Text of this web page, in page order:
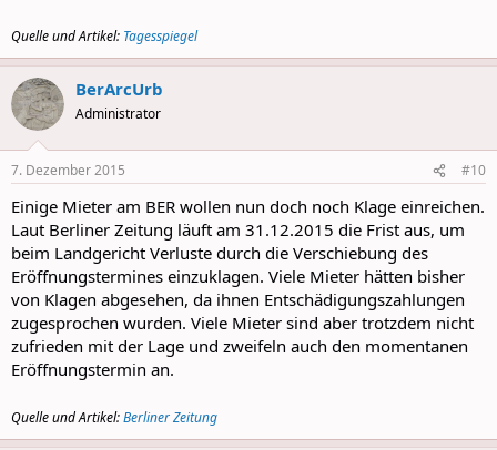
Quelle und Artikel: Tagesspiegel
BerArcUrb
Administrator
7. Dezember 2015 #10
Einige Mieter am BER wollen nun doch noch Klage einreichen.
Laut Berliner Zeitung läuft am 31.12.2015 die Frist aus, um
beim Landgericht Verluste durch die Verschiebung des
Eröffnungstermines einzuklagen. Viele Mieter hätten bisher
von Klagen abgesehen, da ihnen Entschädigungszahlungen
zugesprochen wurden. Viele Mieter sind aber trotzdem nicht
zufrieden mit der Lage und zweifeln auch den momentanen
Eröffnungstermin an.
Quelle und Artikel:Berliner Zeitung